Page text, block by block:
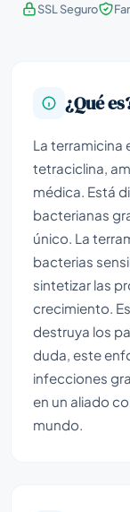
SSL Seguro
¿Qué
La
tetraciclina,
médica. Está
bacterianas
único. La
bacterias
sintetizar las
crecimiento.
destruya los
duda, este
infecciones
en un aliado
mundo.